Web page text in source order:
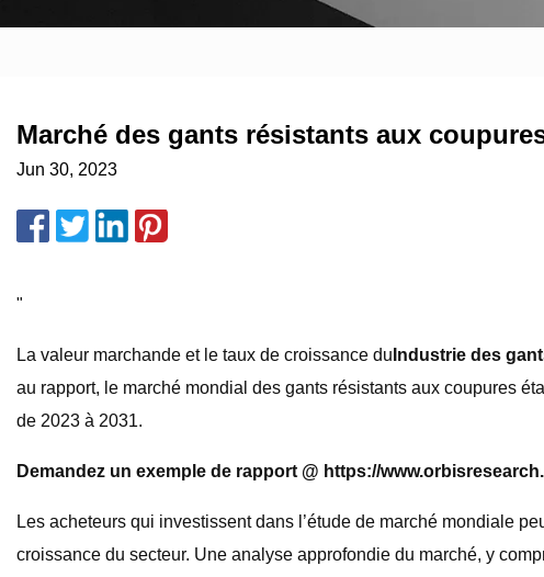
Marché des gants résistants aux
Jun 30, 2023
"
La valeur marchande et le taux de croissance du Industrie des
au rapport, le marché mondial des gants résistants aux coupures
de 2023 à 2031.
Demandez un exemple de rapport @ https://
Les acheteurs qui investissent dans l’étude de marché mondiale
croissance du secteur. Une analyse approfondie du marché, y